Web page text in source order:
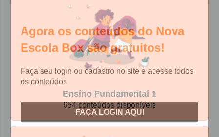
QUESTIONÁRIO - PROFESSORES
QUESTIONÁRIO - FAMILIARES/RESPONSÁVEIS
Ensino Fundamental 1
654 conteúdos disponíveis
Agora os conteúdos do Nova
Escola Box são gratuitos!
Faça seu login ou cadastro no site e acesse todos
FAÇA LOGIN AQUI